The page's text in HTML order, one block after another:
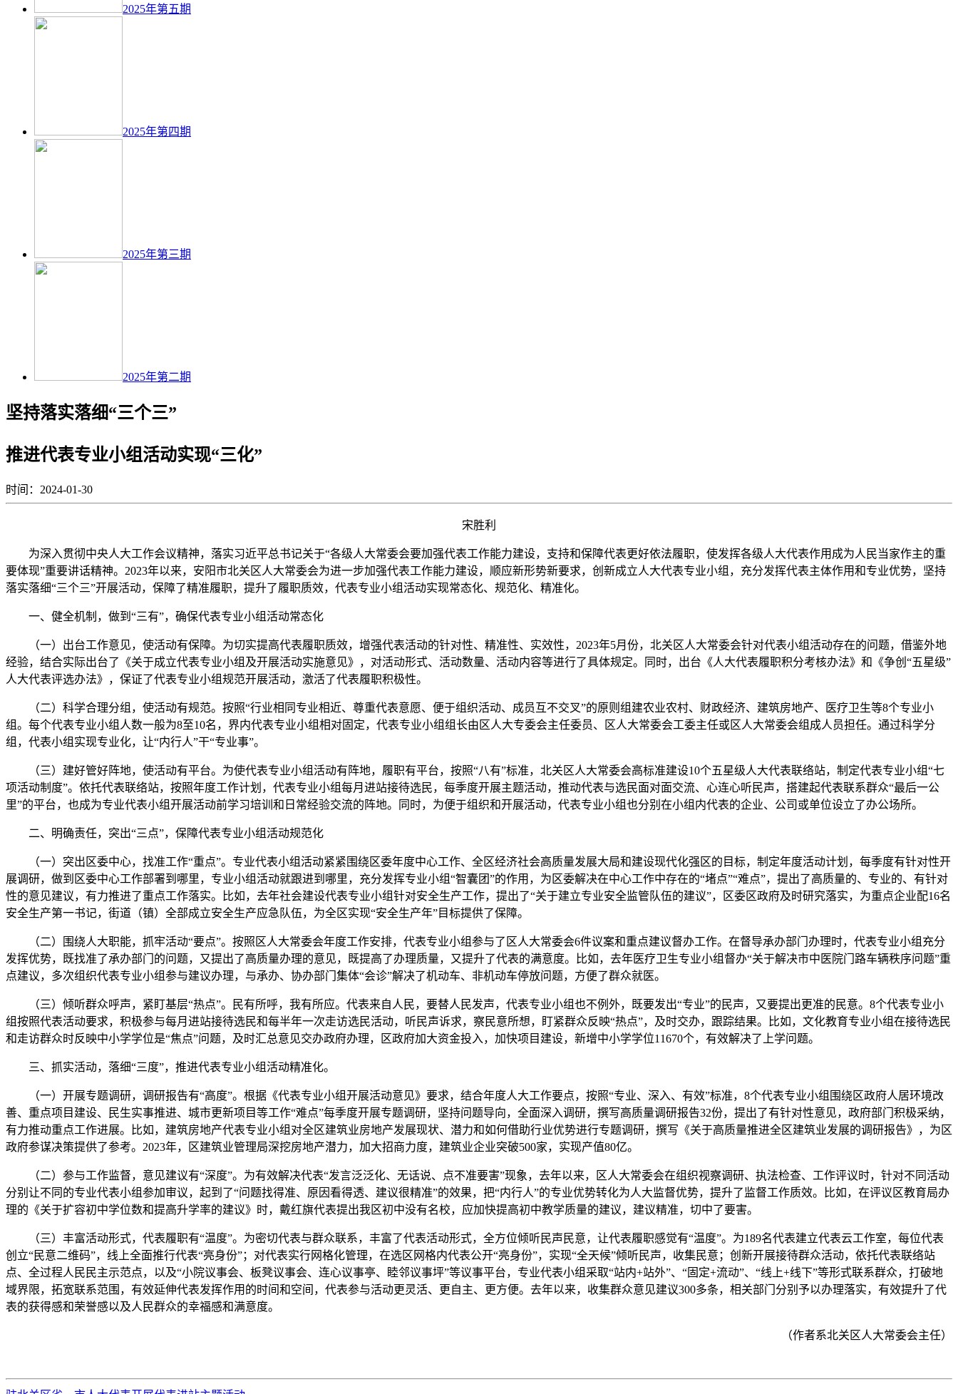
2025年第五期
2025年第四期
2025年第三期
2025年第二期
坚持落实落细“三个三”
推进代表专业小组活动实现“三化”
时间：2024-01-30
宋胜利
为深入贯彻中央人大工作会议精神，落实习近平总书记关于“各级人大常委会要加强代表工作能力建设，支持和保障代表更好依法履职，使发挥各级人大代表作用成为人民当家作主的重
要体现”重要讲话精神。2023年以来，安阳市北关区人大常委会为进一步加强代表工作能力建设，顺应新形势新要求，创新成立人大代表专业小组，充分发挥代表主体作用和专业优势，坚持
落实落细“三个三”开展活动，保障了精准履职，提升了履职质效，代表专业小组活动实现常态化、规范化、精准化。
一、健全机制，做到“三有”，确保代表专业小组活动常态化
（一）出台工作意见，使活动有保障。为切实提高代表履职质效，增强代表活动的针对性、精准性、实效性，2023年5月份，北关区人大常委会针对代表小组活动存在的问题，借鉴外地
经验，结合实际出台了《关于成立代表专业小组及开展活动实施意见》，对活动形式、活动数量、活动内容等进行了具体规定。同时，出台《人大代表履职积分考核办法》和《争创“五星级”
人大代表评选办法》，保证了代表专业小组规范开展活动，激活了代表履职积极性。
（二）科学合理分组，使活动有规范。按照“行业相同专业相近、尊重代表意愿、便于组织活动、成员互不交叉”的原则组建农业农村、财政经济、建筑房地产、医疗卫生等8个专业小
组。每个代表专业小组人数一般为8至10名，界内代表专业小组相对固定，代表专业小组组长由区人大专委会主任委员、区人大常委会工委主任或区人大常委会组成人员担任。通过科学分
组，代表小组实现专业化，让“内行人”干“专业事”。
（三）建好管好阵地，使活动有平台。为使代表专业小组活动有阵地，履职有平台，按照“八有”标准，北关区人大常委会高标准建设10个五星级人大代表联络站，制定代表专业小组“七
项活动制度”。依托代表联络站，按照年度工作计划，代表专业小组每月进站接待选民，每季度开展主题活动，推动代表与选民面对面交流、心连心听民声，搭建起代表联系群众“最后一公
里”的平台，也成为专业代表小组开展活动前学习培训和日常经验交流的阵地。同时，为便于组织和开展活动，代表专业小组也分别在小组内代表的企业、公司或单位设立了办公场所。
二、明确责任，突出“三点”，保障代表专业小组活动规范化
（一）突出区委中心，找准工作“重点”。专业代表小组活动紧紧围绕区委年度中心工作、全区经济社会高质量发展大局和建设现代化强区的目标，制定年度活动计划，每季度有针对性开
展调研，做到区委中心工作部署到哪里，专业小组活动就跟进到哪里，充分发挥专业小组“智囊团”的作用，为区委解决在中心工作中存在的“堵点”“难点”，提出了高质量的、专业的、有针对
性的意见建议，有力推进了重点工作落实。比如，去年社会建设代表专业小组针对安全生产工作，提出了“关于建立专业安全监管队伍的建议”，区委区政府及时研究落实，为重点企业配16名
安全生产第一书记，街道（镇）全部成立安全生产应急队伍，为全区实现“安全生产年”目标提供了保障。
（二）围绕人大职能，抓牢活动“要点”。按照区人大常委会年度工作安排，代表专业小组参与了区人大常委会6件议案和重点建议督办工作。在督导承办部门办理时，代表专业小组充分
发挥优势，既找准了承办部门的问题，又提出了高质量办理的意见，既提高了办理质量，又提升了代表的满意度。比如，去年医疗卫生专业小组督办“关于解决市中医院门路车辆秩序问题”重
点建议，多次组织代表专业小组参与建议办理，与承办、协办部门集体“会诊”解决了机动车、非机动车停放问题，方便了群众就医。
（三）倾听群众呼声，紧盯基层“热点”。民有所呼，我有所应。代表来自人民，要替人民发声，代表专业小组也不例外，既要发出“专业”的民声，又要提出更准的民意。8个代表专业小
组按照代表活动要求，积极参与每月进站接待选民和每半年一次走访选民活动，听民声诉求，察民意所想，盯紧群众反映“热点”，及时交办，跟踪结果。比如，文化教育专业小组在接待选民
和走访群众时反映中小学学位是“焦点”问题，及时汇总意见交办政府办理，区政府加大资金投入，加快项目建设，新增中小学学位11670个，有效解决了上学问题。
三、抓实活动，落细“三度”，推进代表专业小组活动精准化。
（一）开展专题调研，调研报告有“高度”。根据《代表专业小组开展活动意见》要求，结合年度人大工作要点，按照“专业、深入、有效”标准，8个代表专业小组围绕区政府人居环境改
善、重点项目建设、民生实事推进、城市更新项目等工作“难点”每季度开展专题调研，坚持问题导向，全面深入调研，撰写高质量调研报告32份，提出了有针对性意见，政府部门积极采纳，
有力推动重点工作进展。比如，建筑房地产代表专业小组对全区建筑业房地产发展现状、潜力和如何借助行业优势进行专题调研，撰写《关于高质量推进全区建筑业发展的调研报告》，为区
政府参谋决策提供了参考。2023年，区建筑业管理局深挖房地产潜力，加大招商力度，建筑业企业突破500家，实现产值80亿。
（二）参与工作监督，意见建议有“深度”。为有效解决代表“发言泛泛化、无话说、点不准要害”现象，去年以来，区人大常委会在组织视察调研、执法检查、工作评议时，针对不同活动
分别让不同的专业代表小组参加审议，起到了“问题找得准、原因看得透、建议很精准”的效果，把“内行人”的专业优势转化为人大监督优势，提升了监督工作质效。比如，在评议区教育局办
理的《关于扩容初中学位数和提高升学率的建议》时，戴红旗代表提出我区初中没有名校，应加快提高初中教学质量的建议，建议精准，切中了要害。
（三）丰富活动形式，代表履职有“温度”。为密切代表与群众联系，丰富了代表活动形式，全方位倾听民声民意，让代表履职感觉有“温度”。为189名代表建立代表云工作室，每位代表
创立“民意二维码”，线上全面推行代表“亮身份”；对代表实行网格化管理，在选区网格内代表公开“亮身份”，实现“全天候”倾听民声，收集民意；创新开展接待群众活动，依托代表联络站
点、全过程人民民主示范点，以及“小院议事会、板凳议事会、连心议事亭、睦邻议事坪”等议事平台，专业代表小组采取“站内+站外”、“固定+流动”、“线上+线下”等形式联系群众，打破地
域界限，拓宽联系范围，有效延伸代表发挥作用的时间和空间，代表参与活动更灵活、更自主、更方便。去年以来，收集群众意见建议300多条，相关部门分别予以办理落实，有效提升了代
表的获得感和荣誉感以及人民群众的幸福感和满意度。
（作者系北关区人大常委会主任）